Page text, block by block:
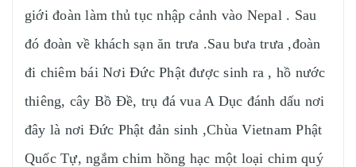
giới đoàn làm thủ tục nhập cảnh vào Nepal . Sau
đó đoàn về khách sạn ăn trưa .Sau bưa trưa ,đoàn
đi chiêm bái Nơi Đức Phật được sinh ra , hồ nước
thiêng, cây Bồ Đề, trụ đá vua A Dục đánh dấu nơi
đây là nơi Đức Phật đản sinh ,Chùa Vietnam Phật
Quốc Tự, ngắm chim hồng hạc một loại chim quý